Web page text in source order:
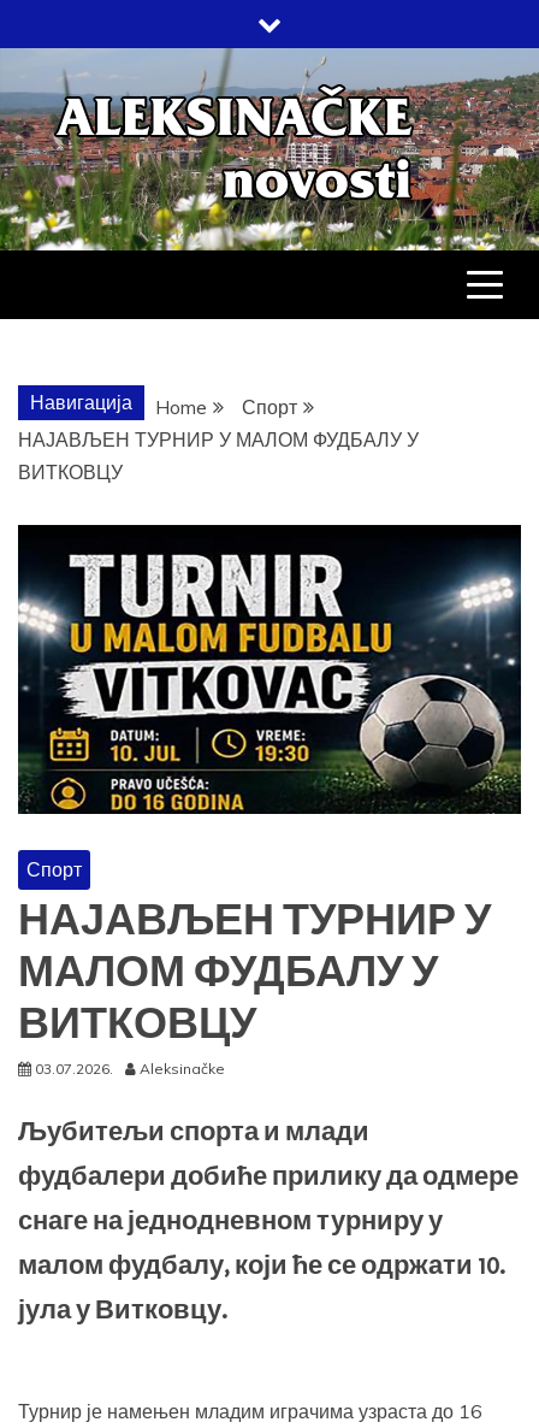
to
content
НОВОСТИ
ДРУШТВО, КУЛТУРА, ЕКОНОМИЈА,
СПОРТ, ПОСЛОВНИ ИМЕНИК,
Навигација Home
Спорт
НАЈАВЉЕН ТУРНИР У МАЛОМ ФУДБАЛУ У
ВИТКОВЦУ
Спорт
НАЈАВЉЕН ТУРНИР У
МАЛОМ ФУДБАЛУ У
ВИТКОВЦУ
03.07.2026. Aleksinačke
Љубитељи спорта и млади
фудбалери добиће прилику да одмере
снаге на једнодневном турниру у
малом фудбалу, који ће се одржати 10.
јула у Витковцу.
Турнир је намењен младим играчима узраста до 16